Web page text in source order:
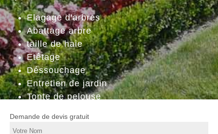
Elagage d'arbres
Abattage arbre
taille de haie
Etêtage
Déssouchage
Entretien de jardin
Tonte de pelouse
Demande de devis gratuit